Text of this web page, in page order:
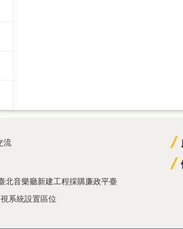
流
北音樂廳新建工程採購廉政平臺
系統設置區位